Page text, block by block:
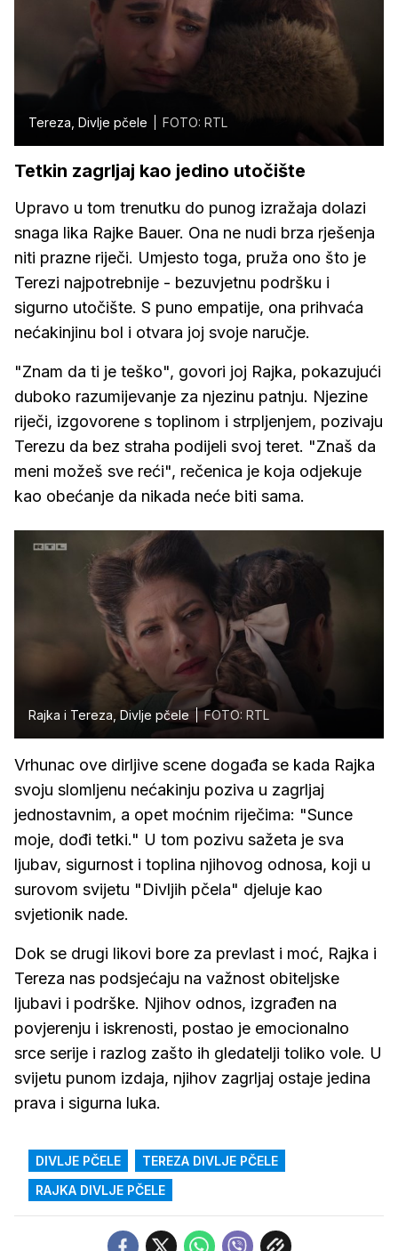
Tereza, Divlje pčele FOTO: RTL
Tetkin zagrljaj kao jedino utočište
Upravo u tom trenutku do punog izražaja dolazi
snaga lika Rajke Bauer. Ona ne nudi brza rješenja
niti prazne riječi. Umjesto toga, pruža ono što je
Terezi najpotrebnije - bezuvjetnu podršku i
sigurno utočište. S puno empatije, ona prihvaća
nećakinjinu bol i otvara joj svoje naručje.
"Znam da ti je teško", govori joj Rajka, pokazujući
duboko razumijevanje za njezinu patnju. Njezine
riječi, izgovorene s toplinom i strpljenjem, pozivaju
Terezu da bez straha podijeli svoj teret. "Znaš da
meni možeš sve reći", rečenica je koja odjekuje
kao obećanje da nikada neće biti sama.
Rajka i Tereza, Divlje pčele FOTO: RTL
Vrhunac ove dirljive scene događa se kada Rajka
svoju slomljenu nećakinju poziva u zagrljaj
jednostavnim, a opet moćnim riječima: "Sunce
moje, dođi tetki." U tom pozivu sažeta je sva
ljubav, sigurnost i toplina njihovog odnosa, koji u
surovom svijetu "Divljih pčela" djeluje kao
svjetionik nade.
Dok se drugi likovi bore za prevlast i moć, Rajka i
Tereza nas podsjećaju na važnost obiteljske
ljubavi i podrške. Njihov odnos, izgrađen na
povjerenju i iskrenosti, postao je emocionalno
srce serije i razlog zašto ih gledatelji toliko vole. U
svijetu punom izdaja, njihov zagrljaj ostaje jedina
prava i sigurna luka.
DIVLJE PČELE
TEREZA DIVLJE PČELE
RAJKA DIVLJE PČELE